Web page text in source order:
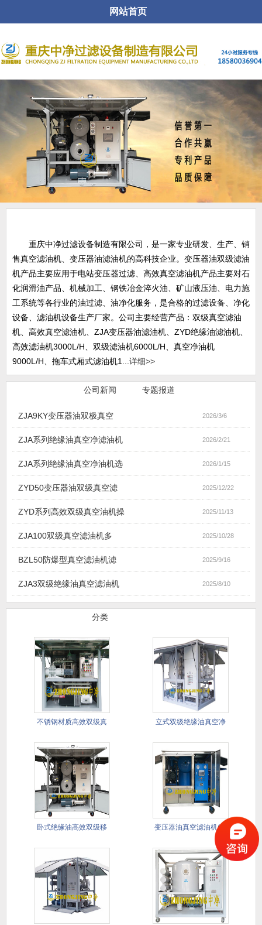
网站首页
重庆中净过滤设备制造有限公司，是一家专业研发、生产、销
售真空滤油机、变压器油滤油机的高科技企业。变压器油双级滤油
机产品主要应用于电站变压器过滤、高效真空滤油机产品主要对石
化润滑油产品、机械加工、钢铁冶金淬火油、矿山液压油、电力施
工系统等各行业的油过滤、油净化服务，是合格的过滤设备、净化
设备、滤油机设备生产厂家。公司主要经营产品：双级真空滤油
机、高效真空滤油机、ZJA变压器油滤油机、ZYD绝缘油滤油机、
高效滤油机3000L/H、双级滤油机6000L/H、真空净油机
9000L/H、拖车式厢式滤油机1... 详细>>
公司新闻 专题报道
ZJA9KY变压器油双极真空 2026/3/6
ZJA系列绝缘油真空净滤油机 2026/2/21
ZJA系列绝缘油真空净油机选 2026/1/15
ZYD50变压器油双级真空滤 2025/12/22
ZYD系列高效双级真空油机操 2025/11/13
ZJA100双级真空滤油机多 2025/10/28
BZL50防爆型真空滤油机滤 2025/9/16
ZJA3双级绝缘油真空滤油机 2025/8/10
分类
不锈钢材质高效双级真 立式双级绝缘油真空净
卧式绝缘油高效双级移 变压器油真空滤油机(带